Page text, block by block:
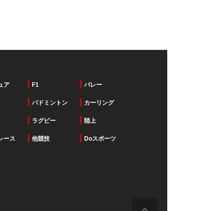
ア F1 バレー
バドミントン カーリング
ラグビー 陸上
ース 他競技 Doスポーツ